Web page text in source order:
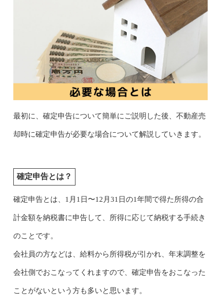
最初に、確定申告について簡単にご説明した後、不動産売
却時に確定申告が必要な場合について解説していきます。
確定申告とは？
確定申告とは、1月1日〜12月31日の1年間で得た所得の合
計金額を納税書に申告して、所得に応じて納税する手続き
のことです。
会社員の方などは、給料から所得税が引かれ、年末調整を
会社側でおこなってくれますので、確定申告をおこなった
ことがないという方も多いと思います。